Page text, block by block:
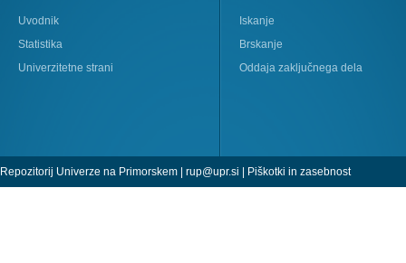
Uvodnik
Statistika
Univerzitetne strani
Iskanje
Brskanje
Oddaja zaključnega dela
Repozitorij Univerze na Primorskem | rup@upr.si Piškotki in zasebnost